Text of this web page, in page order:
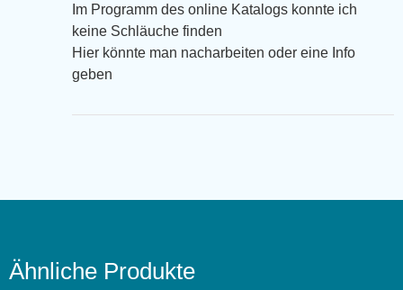
Im Programm des online Katalogs konnte ich
keine Schläuche finden
Hier könnte man nacharbeiten oder eine Info
geben
Ähnliche Produkte